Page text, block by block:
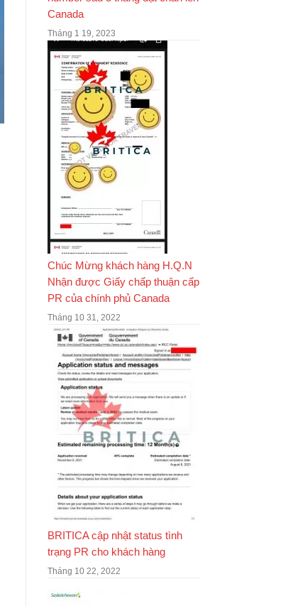
Canada
Tháng 1 19, 2023
Chúc Mừng khách hàng H.Q.N
Nhận được Giấy chấp thuận cấp
PR của chính phủ Canada
Tháng 10 31, 2022
BRITICA cập nhật status tình
trạng PR cho khách hàng
Tháng 10 22, 2022